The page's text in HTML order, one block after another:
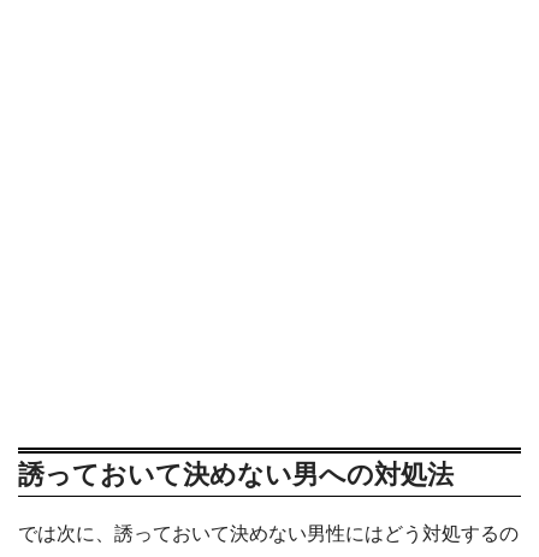
誘っておいて決めない男への対処法
では次に、誘っておいて決めない男性にはどう対処するの